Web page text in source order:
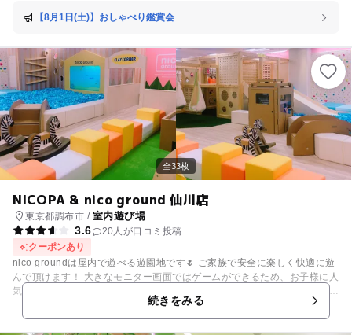
る。
【8月1日(土)】おしゃべり鑑賞会
全33枚
NICOPA & nico ground 仙川店
東京都調布市 / 室内遊び場
3.6
20人が口コミ投稿
クーポンあり
nico groundは屋内で遊べる遊園地です🌷 ご家族で安全に楽しく快適に遊
んで頂けます！ 大きなモニター画面ではゲームができるため、お子様に人
気の遊具の一つとなっています そのほかにもおもちゃや絵本がたくさん！
身長150㎝までの小学生以下のお子様に遊んで頂けるキッズパークは毎日
にぎわっています！！ キッズパークでは楽しいイベントも随時開催してい
続きをみる